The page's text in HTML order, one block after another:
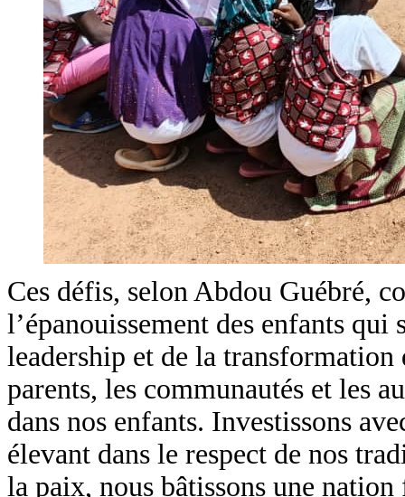
Ces défis, selon Abdou Guébré,
l’épanouissement des enfants
leadership et de la
parents, les communautés et les
dans nos enfants. Investissons
élevant dans le respect de nos
la paix, nous bâtissons une